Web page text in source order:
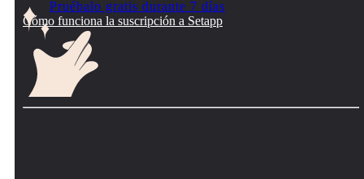
Pruébalo gratis durante 7 días
Cómo funciona la suscripción a Setapp